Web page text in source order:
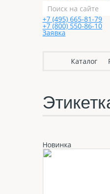
+7 (495) 665-81-79
+7 (800) 550-86-10
Заявка
Каталог
Новинка